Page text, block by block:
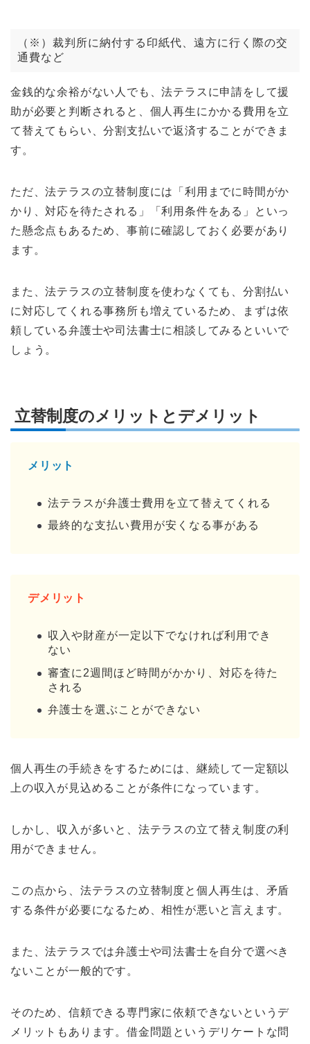
（※）裁判所に納付する印紙代、遠方に行く際の交
通費など
金銭的な余裕がない人でも、法テラスに申請をして援
助が必要と判断されると、個人再生にかかる費用を立
て替えてもらい、分割支払いで返済することができま
す。
ただ、法テラスの立替制度には「利用までに時間がか
かり、対応を待たされる」「利用条件をある」といっ
た懸念点もあるため、事前に確認しておく必要があり
ます。
また、法テラスの立替制度を使わなくても、分割払い
に対応してくれる事務所も増えているため、まずは依
頼している弁護士や司法書士に相談してみるといいで
しょう。
立替制度のメリットとデメリット
メリット
法テラスが弁護士費用を立て替えてくれる
最終的な支払い費用が安くなる事がある
デメリット
収入や財産が一定以下でなければ利用でき
ない
審査に2週間ほど時間がかかり、対応を待た
される
弁護士を選ぶことができない
個人再生の手続きをするためには、継続して一定額以
上の収入が見込めることが条件になっています。
しかし、収入が多いと、法テラスの立て替え制度の利
用ができません。
この点から、法テラスの立替制度と個人再生は、矛盾
する条件が必要になるため、相性が悪いと言えます。
また、法テラスでは弁護士や司法書士を自分で選べき
ないことが一般的です。
そのため、信頼できる専門家に依頼できないというデ
メリットもあります。借金問題というデリケートな問